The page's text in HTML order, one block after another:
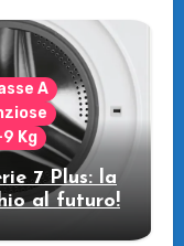
A
Kg
7 Plus: la
al futuro!